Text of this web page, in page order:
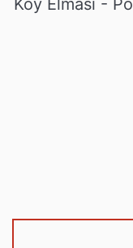
Köy Elması -